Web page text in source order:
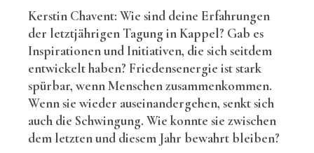
Kerstin Chavent: Wie sind deine Erfahrungen
der letztjährigen Tagung in Kappel? Gab es
Inspirationen und Initiativen, die sich seitdem
entwickelt haben? Friedensenergie ist stark
spürbar, wenn Menschen zusammenkommen.
Wenn sie wieder auseinandergehen, senkt sich
auch die Schwingung. Wie konnte sie zwischen
dem letzten und diesem Jahr bewahrt bleiben?